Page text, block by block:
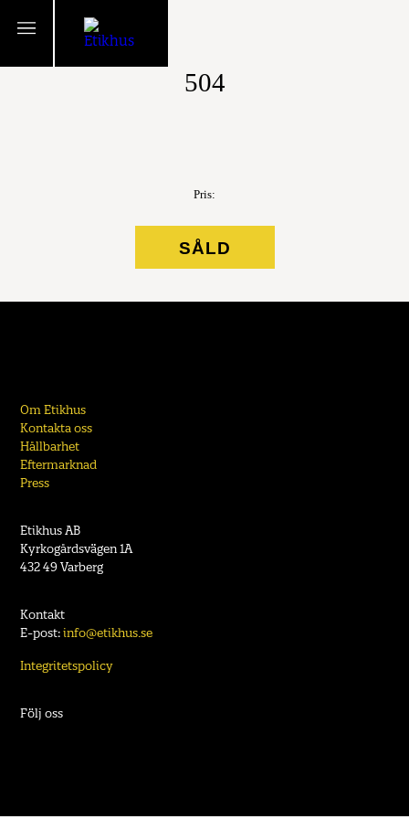
TILLBAKA
504
Pris:
SÅLD
Om Etikhus
Kontakta oss
Hållbarhet
Eftermarknad
Press
Etikhus AB
Kyrkogårdsvägen 1A
432 49 Varberg
Kontakt
E-post:info@etikhus.se
Integritetspolicy
Följ oss